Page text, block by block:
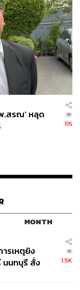
.สรณ’ หลุด
115
MONTH
รเหตุยิง
นนทบุรี สั่ง
1.5K